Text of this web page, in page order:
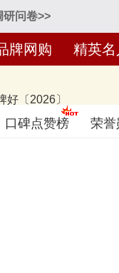
研问卷>>
牌网购 精英名
〔2026〕
爱马仕、万事
，排名不分先后，仅
口碑点赞榜 荣誉